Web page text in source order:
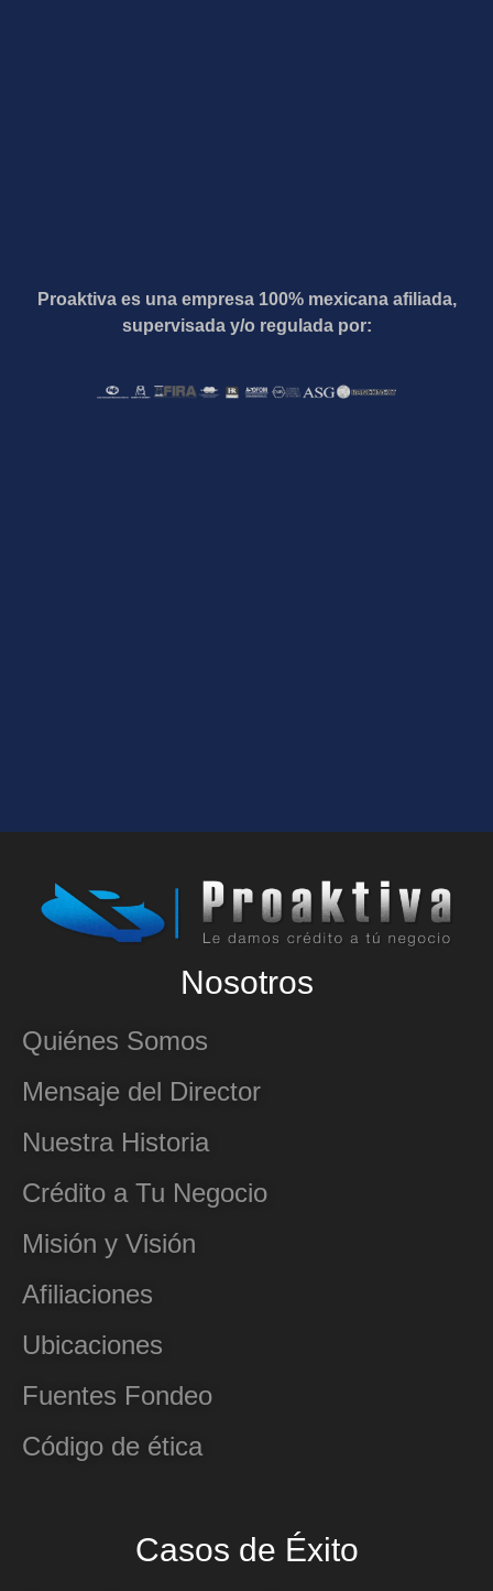
Proaktiva es una empresa 100% mexicana afiliada,
supervisada y/o regulada por:
Nosotros
Quiénes Somos
Mensaje del Director
Nuestra Historia
Crédito a Tu Negocio
Misión y Visión
Afiliaciones
Ubicaciones
Fuentes Fondeo
Código de ética
Casos de Éxito